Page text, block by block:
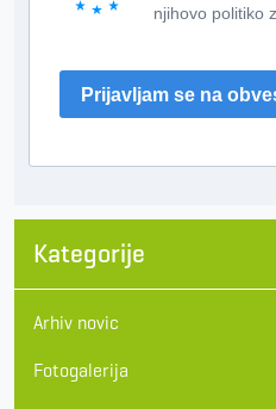
njihovo politiko
Prijavljam se na
Kategorije
Arhiv novic
Fotogalerija